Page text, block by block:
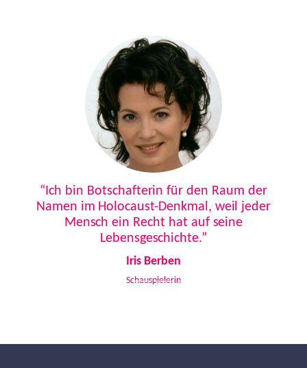
“Ich bin Botschafterin für den Raum der
Namen im Holocaust-Denkmal, weil jeder
Mensch ein Recht hat auf seine
Lebensgeschichte.”
Iris Berben
Schauspielerin